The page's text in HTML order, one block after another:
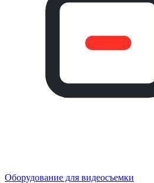
Оборудование для видеосъемки